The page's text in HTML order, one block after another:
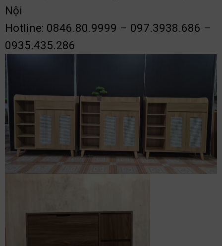
Nội
Hotline: 0846.80.9999 – 097.3938.686 –
0935.435.286